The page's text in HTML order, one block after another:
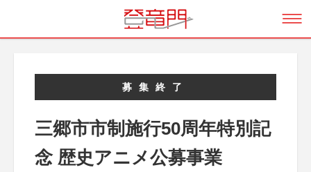
募集終了
三郷市市制施行50周年特別記
念 歴史アニメ公募事業